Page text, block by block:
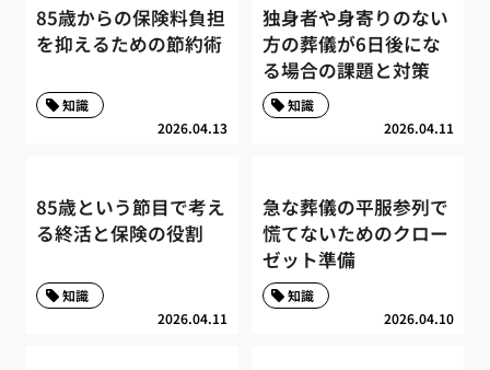
85歳からの保険料負担
を抑えるための節約術
2026.04.13
知識
独身者や身寄りのない
方の葬儀が6日後にな
る場合の課題と対策
2026.04.11
知識
85歳という節目で考え
る終活と保険の役割
2026.04.11
知識
急な葬儀の平服参列で
慌てないためのクロー
ゼット準備
2026.04.10
知識